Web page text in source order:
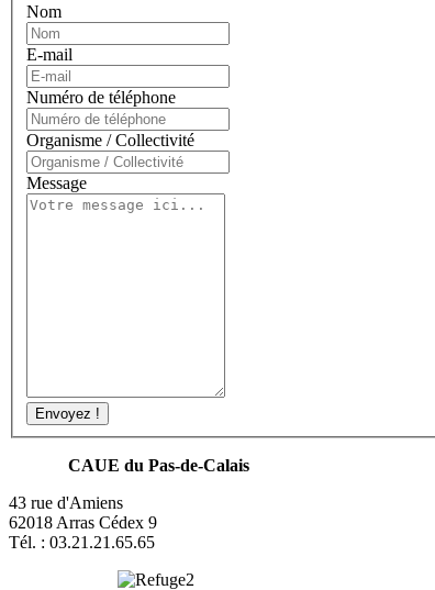
Nom
E-mail
Numéro de téléphone
Organisme / Collectivité
Message
Envoyez !
CAUE du Pas-de-Calais
43 rue d'Amiens
62018 Arras Cédex 9
Tél. : 03.21.21.65.65